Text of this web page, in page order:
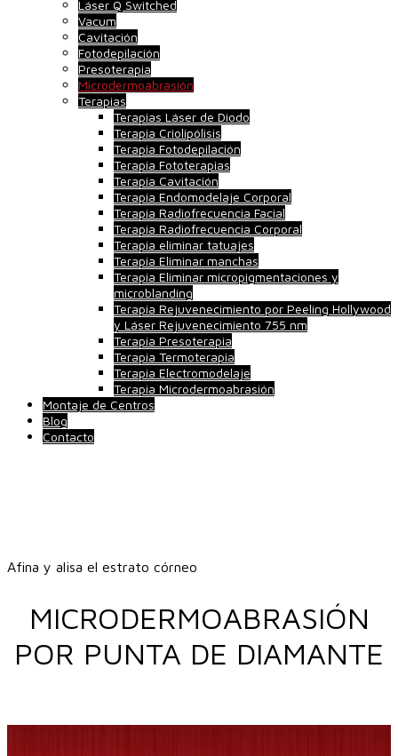
Láser Q Switched
Vacum
Cavitación
Fotodepilación
Presoterapia
Microdermoabrasión
Terapias
Terapias Láser de Diodo
Terapia Criolipólisis
Terapia Fotodepilación
Terapia Fototerapias
Terapia Cavitación
Terapia Endomodelaje Corporal
Terapia Radiofrecuencia Facial
Terapia Radiofrecuencia Corporal
Terapia eliminar tatuajes
Terapia Eliminar manchas
Terapia Eliminar micropigmentaciones y
microblanding
Terapia Rejuvenecimiento por Peeling Hollywood
y Láser Rejuvenecimiento 755 nm
Terapia Presoterapia
Terapia Termoterapia
Terapia Electromodelaje
Terapia Microdermoabrasión
Montaje de Centros
Blog
Contacto
Afina y alisa el estrato córneo
MICRODERMOABRASIÓN
POR PUNTA DE DIAMANTE